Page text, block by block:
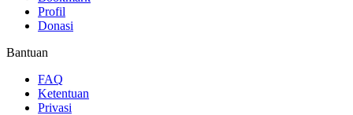
Profil
Donasi
Bantuan
FAQ
Ketentuan
Privasi